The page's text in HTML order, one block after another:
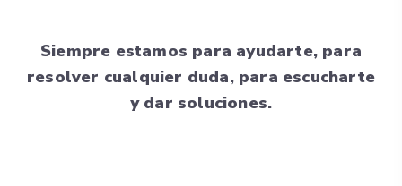
Siempre estamos para ayudarte, para
resolver cualquier duda, para escucharte
y dar soluciones.